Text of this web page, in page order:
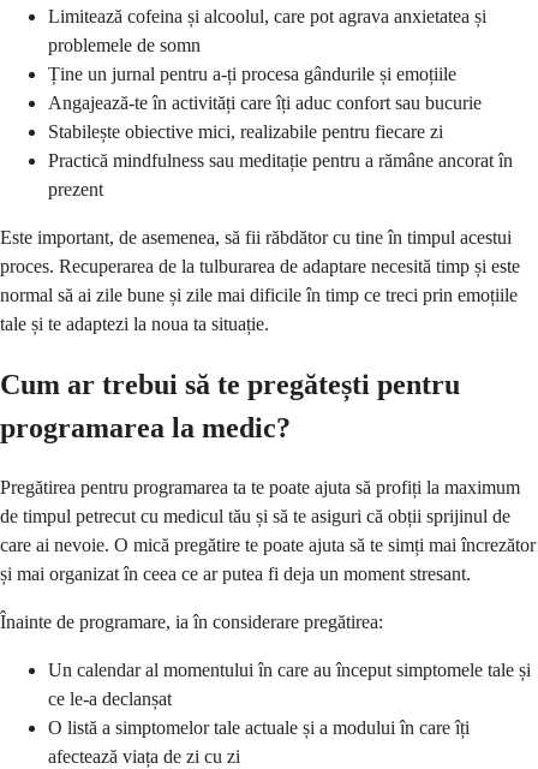
Limitează cofeina și alcoolul, care pot agrava anxietatea și
problemele de somn
Ține un jurnal pentru a-ți procesa gândurile și emoțiile
Angajează-te în activități care îți aduc confort sau bucurie
Stabilește obiective mici, realizabile pentru fiecare zi
Practică mindfulness sau meditație pentru a rămâne ancorat în
prezent
Este important, de asemenea, să fii răbdător cu tine în timpul acestui
proces. Recuperarea de la tulburarea de adaptare necesită timp și este
normal să ai zile bune și zile mai dificile în timp ce treci prin emoțiile
tale și te adaptezi la noua ta situație.
Cum ar trebui să te pregătești pentru
programarea la medic?
Pregătirea pentru programarea ta te poate ajuta să profiți la maximum
de timpul petrecut cu medicul tău și să te asiguri că obții sprijinul de
care ai nevoie. O mică pregătire te poate ajuta să te simți mai încrezător
și mai organizat în ceea ce ar putea fi deja un moment stresant.
Înainte de programare, ia în considerare pregătirea:
Un calendar al momentului în care au început simptomele tale și
ce le-a declanșat
O listă a simptomelor tale actuale și a modului în care îți
afectează viața de zi cu zi